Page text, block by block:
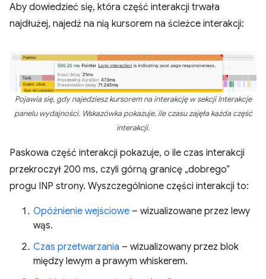
Aby dowiedzieć się, która część interakcji trwała
najdłużej, najedź na nią kursorem na ścieżce interakcji:
Pojawia się, gdy najedziesz kursorem na interakcję w sekcji Interakcje
panelu wydajności. Wskazówka pokazuje, ile czasu zajęła każda część
interakcji.
Paskowa część interakcji pokazuje, o ile czas interakcji
przekroczył 200 ms, czyli górną granicę „dobrego”
progu INP strony. Wyszczególnione części interakcji to:
Opóźnienie wejściowe – wizualizowane przez lewy
wąs.
Czas przetwarzania – wizualizowany przez blok
między lewym a prawym whiskerem.